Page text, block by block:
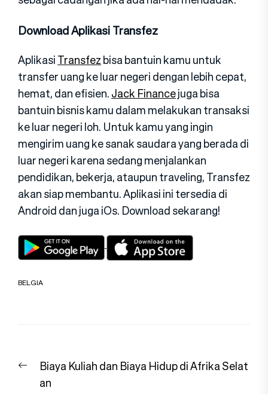
Download Aplikasi Transfez
AplikasiTransfezbisa bantuin kamu untuk
transfer uang ke luar negeri dengan lebih cepat,
hemat, dan efisien.Jack Financejuga bisa
bantuin bisnis kamu dalam melakukan transaksi
ke luar negeri loh. Untuk kamu yang ingin
mengirim uang ke sanak saudara yang berada di
luar negeri karena sedang menjalankan
pendidikan, bekerja, ataupun traveling, Transfez
akan siap membantu. Aplikasi ini tersedia di
Android dan juga iOs. Download sekarang!
BELGIA
pos
Previous
post:
Biaya Kuliah dan Biaya Hidup di Afrika Selat
an